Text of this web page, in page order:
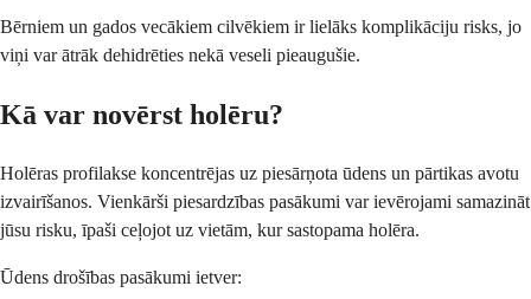
Bērniem un gados vecākiem cilvēkiem ir lielāks komplikāciju risks, jo
viņi var ātrāk dehidrēties nekā veseli pieaugušie.
Kā var novērst holēru?
Holēras profilakse koncentrējas uz piesārņota ūdens un pārtikas avotu
izvairīšanos. Vienkārši piesardzības pasākumi var ievērojami samazināt
jūsu risku, īpaši ceļojot uz vietām, kur sastopama holēra.
Ūdens drošības pasākumi ietver: